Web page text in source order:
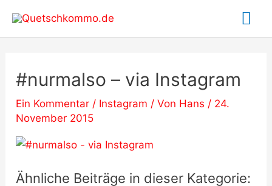
Inhalt
#nurmalso – via Instagram
Ein Kommentar / Instagram / Von Hans / 24.
November 2015
Ähnliche Beiträge in dieser Kategorie: